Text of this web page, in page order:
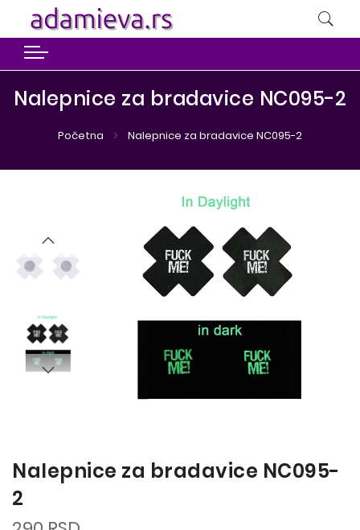
Nalepnice za bradavice NC095-2
Početna Nalepnice za bradavice NC095-2
galerije
slika
galerije
slika
Nalepnice za bradavice NC095-
2